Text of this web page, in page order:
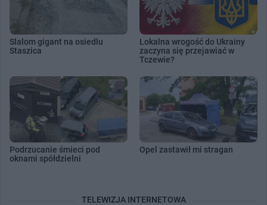
Slalom gigant na osiedlu
Staszica
Lokalna wrogość do Ukrainy
zaczyna się przejawiać w
Tczewie?
Podrzucanie śmieci pod
oknami spółdzielni
Opel zastawił mi stragan
TELEWIZJA INTERNETOWA